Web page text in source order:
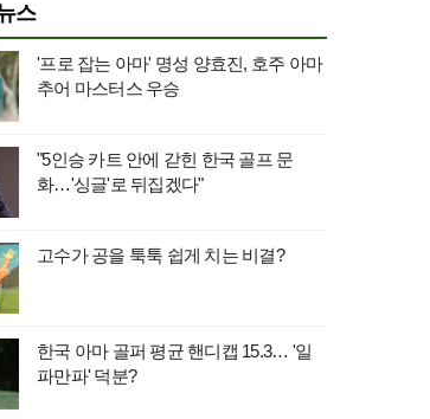
스
'프로 잡는 아마' 명성 양효진, 호주 아마
추어 마스터스 우승
"5인승 카트 안에 갇힌 한국 골프 문
화…'싱글'로 뒤집겠다"
고수가 공을 툭툭 쉽게 치는 비결?
한국 아마 골퍼 평균 핸디캡 15.3… '일
파만파' 덕분?